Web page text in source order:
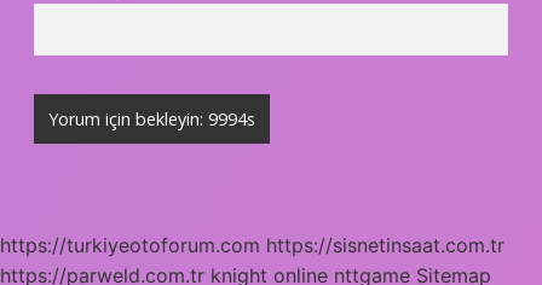
https://turkiyeotoforum.com https://sisnetinsaat.com.tr
https://parweld.com.tr knight online nttgame Sitemap